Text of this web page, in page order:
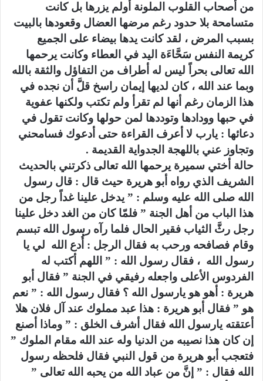
من أصحاب القلوب الملونة أولم يزرها بل كانت
متسامحة بلا حدود رغم مرضها العضال وقعودها بالبيت
بسبب المرض ، لقد كانت يدها بيضاء على الجميع
كريمة النفس سَحَّاءَة اليد في العطاء وكانت يرحمها
الله تعالى بحراً ليس له أطراف من التفاؤل والثقة بالله
وبما عند الله ، كان لديها إيمان راسخ قلَّ أن نجده في
هذا الزمان رغم أنها لم تقرأ ولم تكتب ولكنها عفوية
في حبها وودادها وتوددها لمن حولها وكانت تقول في
دعائها : يارب لا أعرف القراءة حتى أدعوك فسامحني
وتجاوز عني باللهجة الجدواية القديمة .
حالة أختي سميرة يرحمها الله تعالى ذكرتني بالحديث
الشريف الذي رواه أبو هريرة حيث قال : قال رسول
الله صلى الله عليه وسلم : ” يدخل علينا غداً رجل من
هذا الباب من أهل الجنة ” فلمّا كان من الغد دخل علينا
رجل رثَّ الثياب فقير الحال فلما رآه رسول الله تبسم
وقام فصافحه ورحب به فقال الرجل : أُدع الله لي يا
رسول الله ، فقال رسول الله : ” اللهم أكتب له
الفردوس الأعلى واجعله رفيقي في الجنة ” فقال أبو
هريرة : أهو هو يارسول الله ؟ فقال رسول الله : ” نعم
هو ” فقال أبو هريرة : هذا عبد مملوك عند آل فلان هلا
أعتقته يارسول الله فقال أشرف الخلق : ” وماذا أصنع
إن كان هذا نصيبه من الدنيا وله عند الله مقام الملوك ”
فتعجب أبو هريرة من قول النبي فقال فلحظه رسول
الله فقال : ” إنَّ من عباد الله من يحبه الله تعالى ”